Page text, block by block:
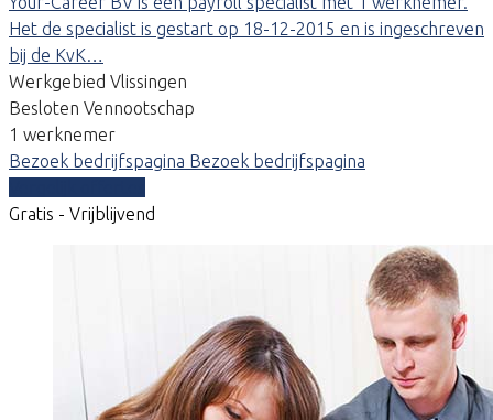
Het de specialist is gestart op 18-12-2015 en is ingeschreven
bij de KvK…
Werkgebied Vlissingen
Besloten Vennootschap
1 werknemer
Bezoek bedrijfspagina Bezoek bedrijfspagina
Gratis - Vrijblijvend